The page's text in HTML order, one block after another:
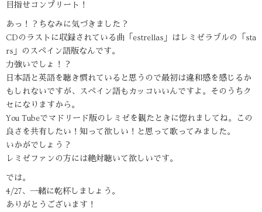
目指せコンプリート！
あっ！？ちなみに気づきました？
CDのラストに収録されている曲「estrellas」はレミゼラブルの「sta
rs」のスペイン語版なんです。
力強いでしょ！？
日本語と英語を聴き慣れていると思うので最初は違和感を感じるか
もしれないですが、スペイン語もカッコいいんですよ。そのうちク
セになりますから。
You Tubeでマドリード版のレミゼを観たときに惚れましてね。この
良さを共有したい！知って欲しい！と思って歌ってみました。
いかがでしょう？
レミゼファンの方には絶対聴いて欲しいです。
では。
4/27、一緒に乾杯しましょう。
ありがとうございます！